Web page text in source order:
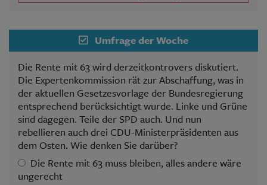
Umfrage der Woche
Die Rente mit 63 wird derzeitkontrovers diskutiert.
Die Expertenkommission rät zur Abschaffung, was in
der aktuellen Gesetzesvorlage der Bundesregierung
entsprechend berücksichtigt wurde. Linke und Grüne
sind dagegen. Teile der SPD auch. Und nun
rebellieren auch drei CDU-Ministerpräsidenten aus
dem Osten. Wie denken Sie darüber?
Die Rente mit 63 muss bleiben, alles andere wäre
ungerecht